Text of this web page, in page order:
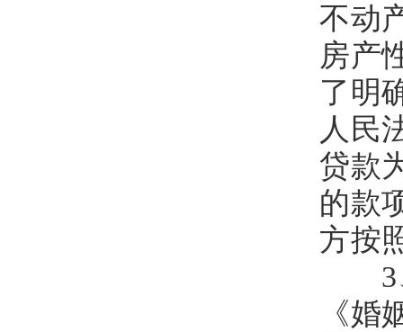
不动
房产
了明
人民
贷款
的款
方按
3、
《